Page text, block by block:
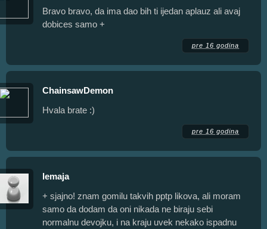
Bravo bravo, da ima dao bih ti ijedan aplauz ali avaj
dobices samo +
pre 16 godina
ChainsawDemon
Hvala brate :)
pre 16 godina
lemaja
+ sjajno! znam gomilu takvih pptp likova, ali moram
samo da dodam da oni nikada ne biraju sebi
normalnu devojku, i na kraju uvek nekako ispadnu